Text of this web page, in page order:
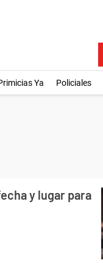
Ya Policiales
y lugar para